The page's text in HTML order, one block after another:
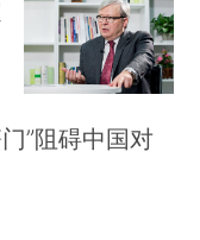
”阻碍中国对